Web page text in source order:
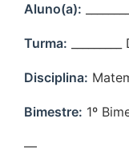
Aluno(a):
Turma:
Disciplina:
Bimestre: 1º
—